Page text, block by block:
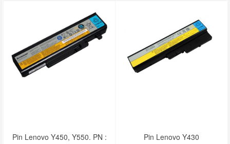
Pin Lenovo Y450, Y550. PN :
Pin Lenovo Y430